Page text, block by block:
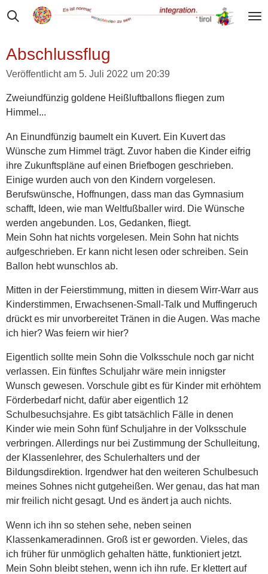
Zum
Hauptinhalt
Abschlussflug
Veröffentlicht am 5. Juli 2022 um 20:39
Zweiundfünzig goldene Heißluftballons fliegen zum
Himmel...
An Einundfünzig baumelt ein Kuvert. Ein Kuvert das
Wünsche zum Himmel trägt. Zuvor haben die Kinder eifrig
ihre Zukunftspläne auf einen Briefbogen geschrieben.
Einige wurden auch von den Kindern vorgelesen.
Berufswünsche, Hoffnungen, dass man das Gymnasium
schafft, Ideen, wie man Weltfußballer wird. Die Wünsche
werden angebunden. Los, Gedanken, fliegt.
Mein Sohn hat nichts vorgelesen. Mein Sohn hat nichts
aufgeschrieben. Er kann nicht lesen oder schreiben. Sein
Ballon hebt wunschlos ab.
Mitten in der Feierstimmung, mitten in diesem Wirr-Warr aus
Kinderstimmen, Erwachsenen-Small-Talk und Muffingeruch
drückt es mir unvorbereitet Tränen in die Augen. Was mache
ich hier? Was feiern wir hier?
Eigentlich sollte mein Sohn die Volksschule noch gar nicht
verlassen. Ein fünftes Schuljahr wäre mein innigster
Wunsch gewesen. Vorschule gibt es für Kinder mit erhöhtem
Förderbedarf nicht, dafür aber eigentlich 12
Schulbesuchsjahre. Es gibt tatsächlich Fälle in denen
Kinder wie mein Sohn fünf Schuljahre in der Volksschule
verbringen. Allerdings nur bei Zustimmung der Schulleitung,
der Klassenlehrer, des Schulerhalters und der
Bildungsdirektion. Irgendwer hat den weiteren Schulbesuch
meines Sohnes nicht gutgeheißen. Wer genau, das hat man
mir freilich nicht gesagt. Und es ändert ja auch nichts.
Wenn ich ihn so stehen sehe, neben seinen
Klassenkameradinnen. Groß ist er geworden. Vieles, das
ich früher für unmöglich gehalten hätte, funktioniert jetzt.
Mein Sohn bleibt stehen, wenn ich ihn rufe. Er klettert auf